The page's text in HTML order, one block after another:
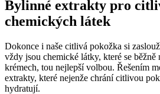
Bylinné extrakty pro
chemických látek
Dokonce i naše citlivá pokožka si
vždy jsou chemické látky, které se běžně
krémech, tou nejlepší volbou. Řešením
extrakty, které nejenže chrání citlivou
hydratují.